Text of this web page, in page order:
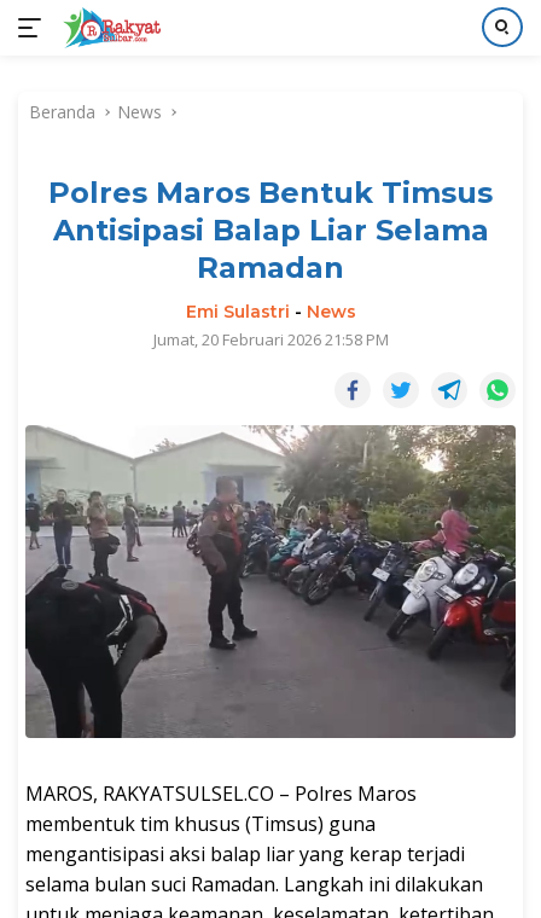
kontenBeranda News
Polres Maros Bentuk Timsus
Antisipasi Balap Liar Selama
Ramadan
Emi Sulastri - News
Jumat, 20 Februari 2026 21:58 PM
MAROS, RAKYATSULSEL.CO – Polres Maros
membentuk tim khusus (Timsus) guna
mengantisipasi aksi balap liar yang kerap terjadi
selama bulan suci Ramadan. Langkah ini dilakukan